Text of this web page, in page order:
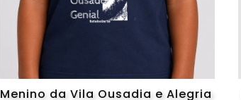
Menino da Vila Ousadia e Alegria